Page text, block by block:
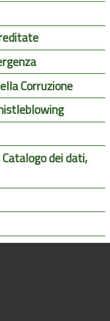
Corruzione
dei dati,